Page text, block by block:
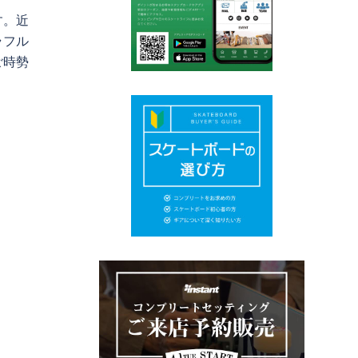
近
フル
時勢